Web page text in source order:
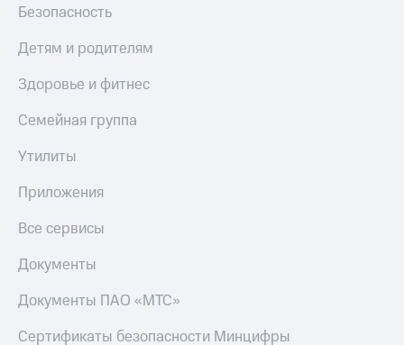
Безопасность
Детям и родителям
Здоровье и фитнес
Семейная группа
Утилиты
Приложения
Все сервисы
Документы
Документы ПАО «МТС»
Сертификаты безопасности Минцифры